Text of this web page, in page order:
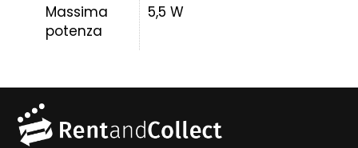
Massima
potenza
5,5 W